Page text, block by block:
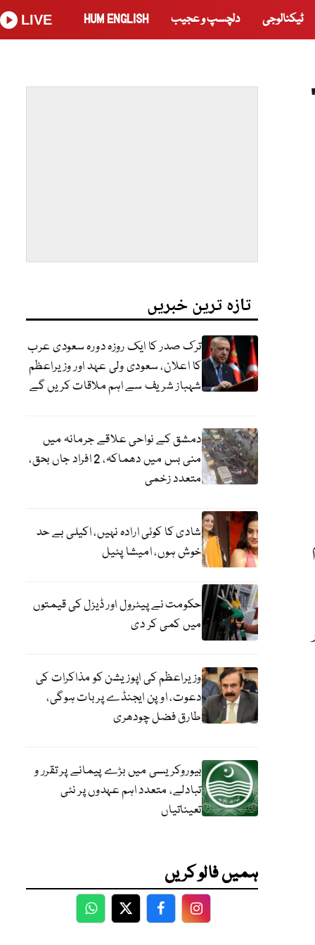
ٹیکنالوجی دلچسپ و عجیب HUM ENGLISH
LIVE
تازہ ترین خبریں
ترک صدر کا ایک روزہ دورہ سعودی عرب
کا اعلان، سعودی ولی عہد اور وزیراعظم
شہباز شریف سے اہم ملاقات کریں گے
دمشق کے نواحی علاقے جرمانہ میں
منی بس میں دھماکہ، 2 افراد جاں بحق،
متعدد زخمی
شادی کا کوئی ارادہ نہیں، اکیلی بے حد
خوش ہوں، امیشا پٹیل
حکومت نے پیٹرول اور ڈیزل کی قیمتوں
میں کمی کر دی
وزیراعظم کی اپوزیشن کو مذاکرات کی
دعوت، اوپن ایجنڈے پر بات ہوگی،
طارق فضل چودھری
بیوروکریسی میں بڑے پیمانے پر تقرر و
تبادلے، متعدد اہم عہدوں پر نئی
تعیناتیاں
ہمیں فالو کریں
WhatsApp
TwitterFacebookFacebook